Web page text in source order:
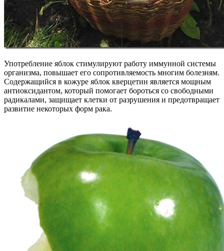
Употребление яблок стимулируют работу иммунной системы
организма, повышает его сопротивляемость многим болезням.
Содержащийся в кожуре яблок кверцетин является мощным
антиоксидантом, который помогает бороться со свободными
радикалами, защищает клетки от разрушения и предотвращает
развитие некоторых форм рака.